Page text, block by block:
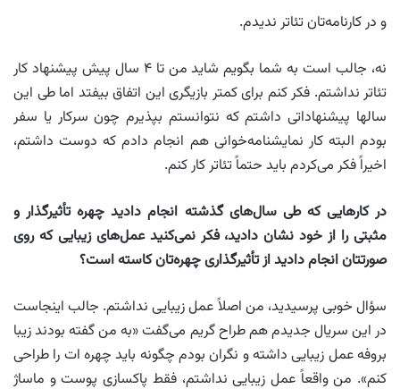
و در کارنامه‌تان تئاتر ندیدم.
نه، جالب است به شما بگویم شاید من تا ۴ سال پیش پیشنهاد کار
تئاتر نداشتم. فکر کنم برای کمتر بازیگری این اتفاق بیفتد اما طی این
سالها پیشنهاداتی داشتم که نتوانستم بپذیرم چون سرکار یا سفر
بودم البته کار نمایشنامه‌خوانی هم انجام دادم که دوست داشتم،
اخیراً فکر می‌کردم باید حتماً تئاتر کار کنم.
در کارهایی که طی سال‌های گذشته انجام دادید چهره تأثیرگذار و
مثبتی را از خود نشان دادید، فکر نمی‌کنید عمل‌های زیبایی که روی
صورتتان انجام دادید از تأثیرگذاری چهره‌تان کاسته است؟
سؤال خوبی پرسیدید، من اصلاً عمل زیبایی نداشتم. جالب اینجاست
در این سریال جدیدم هم طراح گریم می‌گفت «به من گفته بودند زیبا
بروفه عمل زیبایی داشته و نگران بودم چگونه باید چهره ات را طراحی
کنم». من واقعاً عمل زیبایی نداشتم، فقط پاکسازی پوست و ماساژ